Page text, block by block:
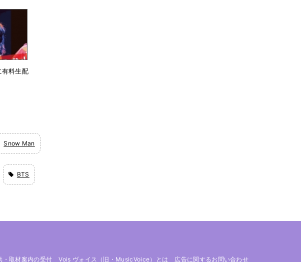
有料生配
Snow Man
BTS
・取材案内の受付 Vois ヴォイス（旧・MusicVoice）とは 広告に関するお問い合わせ